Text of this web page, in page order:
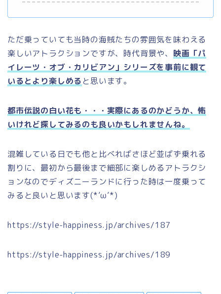
ただ乗っていても当時の海賊たちの雰囲気を味わえる
楽しいアトラクションですが、時代背景や、 映画「パ
イレーツ・オブ・カリビアン」シリーズを事前に観て
いるとより楽しめると思います。
都市伝説の白い花も・・・実際にあるのかどうか、怖
いけれど探してみるのも良いかもしれませんね。
混雑している日でも他と比べればさほど並ばず乗れる
割りに、最初から最後まで細部に楽しめるアトラクシ
ョンなのでディズニーランドに行った時は一度乗って
みると良いと思います(*’ω’*)
https://style-happiness.jp/archives/187
https://style-happiness.jp/archives/189